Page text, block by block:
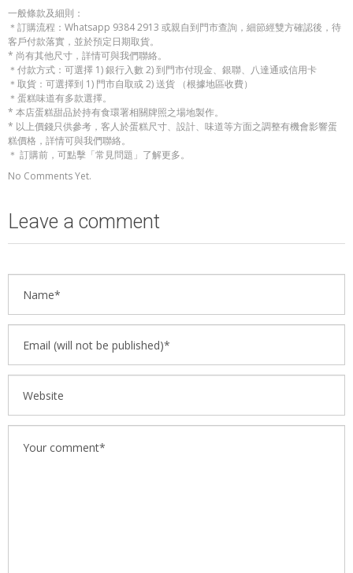
一般條款及細則：
＊訂購流程：Whatsapp 9384 2913 或親自到門市查詢，細節經雙方確認後，待
客戶付款落實，並於預定日期取貨。
* 尚有其他尺寸，詳情可與我們聯絡。
＊付款方式：可選擇 1) 銀行入數 2) 到門市付現金、銀聯、八達通或信用卡
＊取貨：可選擇到 1) 門市自取或 2) 送貨 （根據地區收費）
＊蛋糕味道有多款選擇。
* 本店蛋糕甜品於持有食環署相關牌照之場地製作。
* 以上價錢只供參考，客人於蛋糕尺寸、設計、味道等方面之調整有機會影響蛋
糕價格，詳情可與我們聯絡。
＊ 訂購前，可點擊「常見問題」了解更多。
No Comments Yet.
Leave a comment